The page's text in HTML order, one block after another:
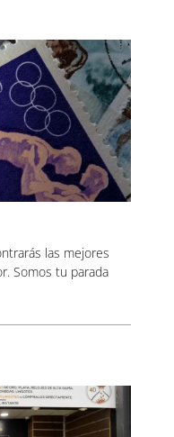
las mejores
Somos tu parada